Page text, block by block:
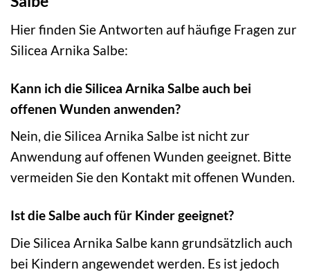
Hier finden Sie Antworten auf häufige Fragen zur
Silicea Arnika Salbe:
Kann ich die Silicea Arnika Salbe auch bei
offenen Wunden anwenden?
Nein, die Silicea Arnika Salbe ist nicht zur
Anwendung auf offenen Wunden geeignet. Bitte
vermeiden Sie den Kontakt mit offenen Wunden.
Ist die Salbe auch für Kinder geeignet?
Die Silicea Arnika Salbe kann grundsätzlich auch
bei Kindern angewendet werden. Es ist jedoch